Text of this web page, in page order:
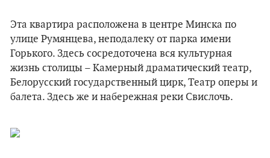
Эта квартира расположена в центре Минска по
улице Румянцева, неподалеку от парка имени
Горького. Здесь сосредоточена вся культурная
жизнь столицы – Камерный драматический театр,
Белорусский государственный цирк, Театр оперы и
балета. Здесь же и набережная реки Свислочь.